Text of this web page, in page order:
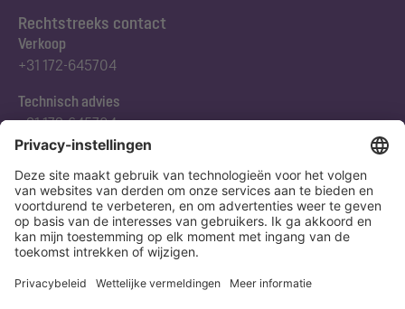
Rechtstreeks contact
Verkoop
+31 172-645704
Technisch advies
+31 172-645704
Abonneert u zich op onze nieuwsbrief
Nu aanmelden